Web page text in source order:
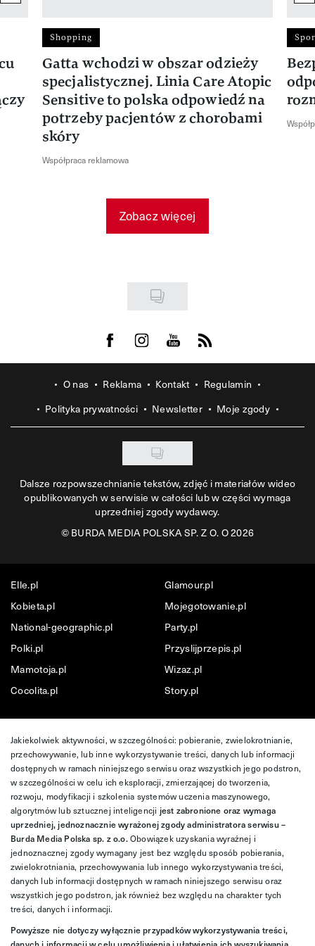
Shopping
Gatta wchodzi w obszar odzieży
specjalistycznej. Linia Care Atopic
Sensitive to polska odpowiedź na
potrzeby pacjentów z chorobami
skóry
Współpraca reklamowa
Zobacz więcej
Visit us on Facebook
Visit us on Instagram
Visit us on Youtube
Visit us on Rss
O nas Reklama Kontakt
Regulamin
Polityka prywatności
Newsletter Moje zgody
Dalsze rozpowszechnianie tekstów, zdjęć i materiałów wideo
opublikowanych w serwisie w całości lub w części wymaga
uprzedniej zgody wydawcy.
©BURDA MEDIA POLSKA SP. Z O. O 2026
Elle.pl
Glamour.pl
Kobieta.pl
Mojegotowanie.pl
National-geographic.pl
Party.pl
Polki.pl
Przyslijprzepis.pl
Mamotoja.pl
Wizaz.pl
Cocolita.pl
Story.pl
Jakiekolwiek aktywności, w szczególności: pobieranie, zwielokrotnianie,
przechowywanie, lub inne wykorzystywanie treści, danych lub informacji
dostępnych w ramach niniejszego serwisu oraz wszystkich jego podstron,
w szczególności w celu ich eksploracji, zmierzającej do tworzenia,
rozwoju, modyfikacji i szkolenia systemów uczenia maszynowego,
algorytmów lub sztucznej inteligencji jest zabronione oraz wymaga
uprzedniej, jednoznacznie wyrażonej zgody administratora serwisu –
Burda Media Polska sp. z o.o.Obowiązek uzyskania wyraźnej i
jednoznacznej zgody wymagany jest bez względu sposób pobierania,
zwielokrotniania, przechowywania lub innego wykorzystywania treści,
danych lub informacji dostępnych w ramach niniejszego serwisu oraz
wszystkich jego podstron, jak również bez względu na charakter tych
treści, danych i informacji.
Powyższe nie dotyczy wyłącznie przypadków wykorzystywania treści,